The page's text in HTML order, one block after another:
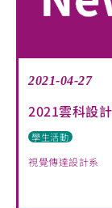
2021-04-27
2021雲科設
學生活動
視覺傳達設計系